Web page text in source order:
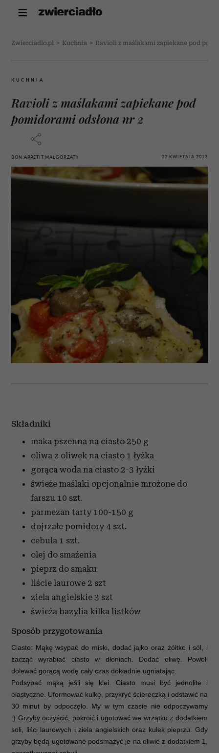
Zwierciadlo.pl > Kuchnia > Ravioli z maślakami zapiekane pod
KUCHNIA
Ravioli z maślakami zapiekane pod
pomidorami odsłona nr 2
BON.APPETIT.MALGORZATY 22 KWIETNIA 2013
Składniki
maka pszenna na ciasto 250 g
oliwa z oliwek na ciasto 1 łyżka
gorąca woda na ciasto 2-3 łyżki
świeże maślaki opcjonalnie mrożone do
farszu 10 szt.
parmezan tarty 100-150 g
dojrzałe pomidory 4 szt.
cebula 1 szt.
olej do smażenia
pieprz do smaku
liście laurowe 2 szt
ziela angielskie 3 szt
świeża bazylia kilka listków
Sposób przygotowania
Ciasto: Mąkę wsypać do miski, dodać jajko oraz żółtko i sól, i
zacząć wyrabiać ciasto w dłoniach. Dodać oliwę. Powoli
dolewać gorącą wodę cały czas dokładnie ugniatając.
Podsypać mąką jeśli się klei. Ciasto musi być jednolite i
elastyczne. Uformować kulkę, przykryć ściereczką i odstawić na
30 minut by odpoczęło. My w tym czasie nie odpoczywamy
:) Grzyby oczyścić, pokroić i ugotować we wrzątku z dodatkiem
soli, liści laurowych i ziela angielskich oraz kulek pieprzu. Gdy
grzyby będą ugotowane podsmażyć je na oliwie z dodatkiem 1,